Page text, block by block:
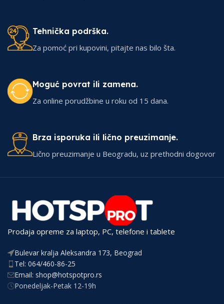
Tehnička podrška.
Za pomoć pri kupovini, pitajte nas bilo šta.
Moguć povrat ili zamena.
Za online porudžbine u roku od 15 dana.
Brza isporuka ili lično preuzimanje.
Lično preuzimanje u Beogradu, uz prethodni dogovor
Prodaja opreme za laptop, PC, telefone i tablete
Bulevar kralja Aleksandra 173, Beograd
Tel: 064/460-86-25
Email: shop@hotspotpro.rs
Ponedeljak-Petak 12-19h